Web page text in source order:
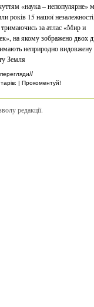
«наука – непопулярне»
років 15 нашої
за атлас «Мир и
на якому зображено двох
неприродно видовжену
Земля
//
| Прокоментуй!
редакції.